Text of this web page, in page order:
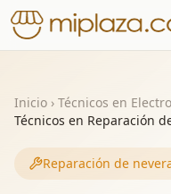
Inicio › Técnicos en
Técnicos en Reparación
Reparación de